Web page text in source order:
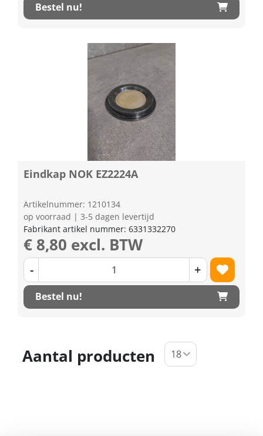
Bestel nu!
Eindkap NOK EZ2224A
Artikelnummer: 1210134
op voorraad | 3-5 dagen levertijd
Fabrikant artikel nummer: 6331332270
€ 8,80 excl. BTW
- +
Bestel nu!
Aantal producten